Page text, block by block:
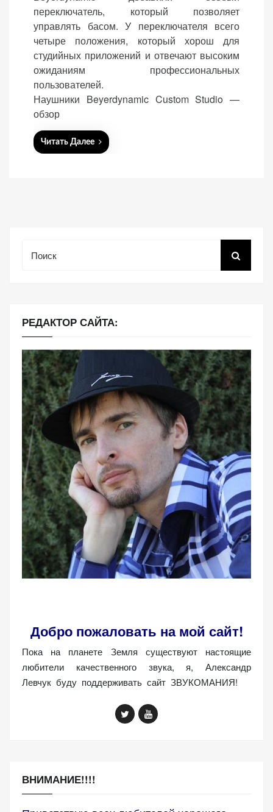
переключатель, который позволяет
управлять басом. У переключателя всего
четыре положения, который хорош для
студийных приложений и отвечают высоким
ожиданиям профессиональных
пользователей.
Наушники Beyerdynamic Custom Studio —
обзор
Читать Далее
РЕДАКТОР САЙТА:
Добро пожаловать на мой сайт!
Пока на планете Земля существуют настоящие
любители качественного звука, я, Александр
Левчук буду поддерживать сайт ЗВУКОМАНИЯ!
ВНИМАНИЕ!!!!
(Яндекс.Метрика).
Анонимно, без
персональных
данных.
Маркетинговые
(реклама)
Яндекс.Директ:
персонализированная
реклама на основе
просмотра